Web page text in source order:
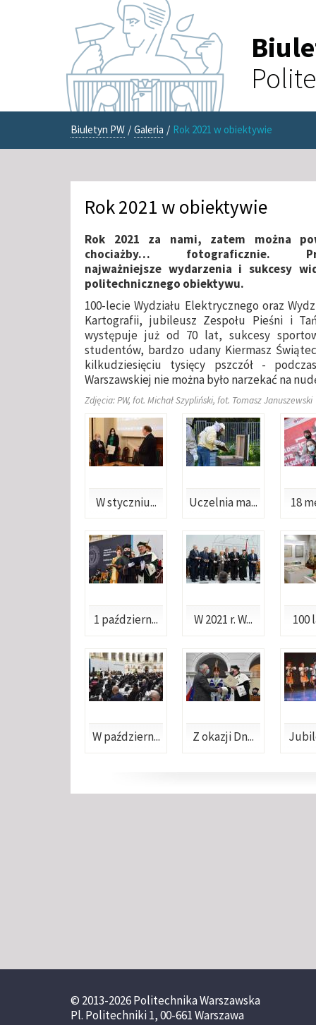
Biuletyn PW / Galeria / Rok 2021 w obiektywie
Rok 2021 w obiektywie
Rok 2021 za nami, zatem można
chociażby… fotograficznie.
najważniejsze wydarzenia i sukcesy
politechnicznego obiektywu.
100-lecie Wydziału Elektrycznego oraz
Kartografii, jubileusz Zespołu Pieśni i
występuje już od 70 lat, sukcesy
studentów, bardzo udany Kiermasz
kilkudziesięciu tysięcy pszczół -
Warszawskiej nie można było narzekać na
Zdjęcia: PW, fot. Michał Szypliński, fot. Tomasz Januszewski
W styczniu... Uczelnia ma... 18
1 październ... W 2021 r. W... 100
W październ... Z okazji Dn...
© 2013-2026 Politechnika Warszawska
Pl. Politechniki 1, 00-661 Warszawa